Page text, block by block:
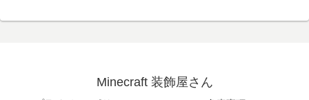
Minecraft 装飾屋さん